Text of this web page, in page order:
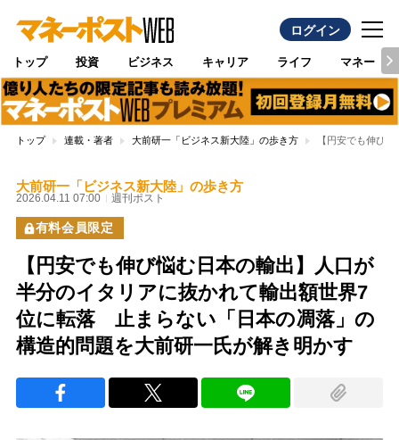
ログイン
トップ 投資 ビジネス キャリア ライフ マネー
トップ 連載・著者 大前研一「ビジネス新大陸」の歩き方 【円安でも伸び
大前研一「ビジネス新大陸」の歩き方
2026.04.11 07:00 週刊ポスト
有料会員限定
【円安でも伸び悩む日本の輸出】人口が
半分のイタリアに抜かれて輸出額世界7
位に転落 止まらない「日本の凋落」の
構造的問題を大前研一氏が解き明かす